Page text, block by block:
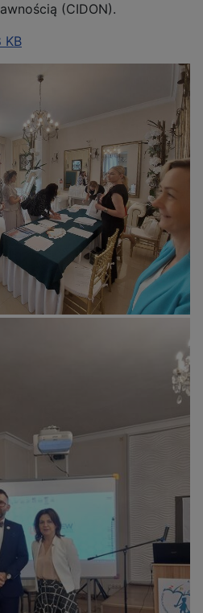
(CIDON).
KB